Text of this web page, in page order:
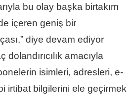
bu olay başka birtakım
içeren geniş bir
diye devam ediyor
dolandırıcılık amacıyla
isimleri, adresleri, e-
irtibat bilgilerini ele geçirmek